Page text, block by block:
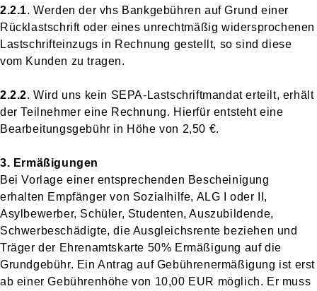
2.2.1. Werden der vhs Bankgebühren auf Grund einer
Rücklastschrift oder eines unrechtmäßig widersprochenen
Lastschrifteinzugs in Rechnung gestellt, so sind diese
vom Kunden zu tragen.
2.2.2. Wird uns kein SEPA-Lastschriftmandat erteilt, erhält
der Teilnehmer eine Rechnung. Hierfür entsteht eine
Bearbeitungsgebühr in Höhe von 2,50 €.
3. Ermäßigungen
Bei Vorlage einer entsprechenden Bescheinigung
erhalten Empfänger von Sozialhilfe, ALG I oder II,
Asylbewerber, Schüler, Studenten, Auszubildende,
Schwerbeschädigte, die Ausgleichsrente beziehen und
Träger der Ehrenamtskarte 50% Ermäßigung auf die
Grundgebühr. Ein Antrag auf Gebührenermäßigung ist erst
ab einer Gebührenhöhe von 10,00 EUR möglich. Er muss